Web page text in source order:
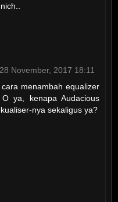
28 November, 2017 18:11
menambah equalizer
ya, kenapa Audacious
nya sekaligus ya?